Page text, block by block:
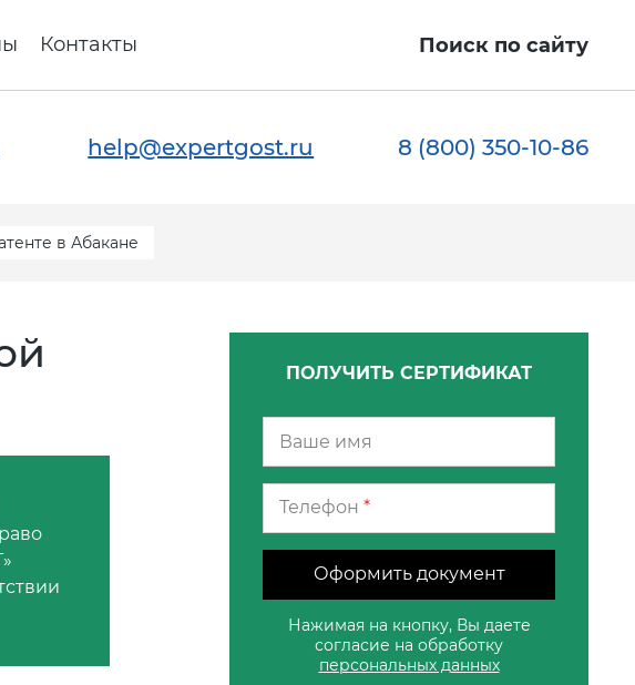
Контакты Поиск по сайту
help@expertgost.ru 8 (800) 350-10-86
в Абакане
ПОЛУЧИТЬ СЕРТИФИКАТ
Телефон *
Оформить документ
Нажимая на кнопку, Вы даете
согласие на обработку
персональных данных